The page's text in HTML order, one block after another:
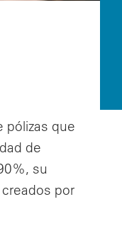
pólizas que
de
su
por